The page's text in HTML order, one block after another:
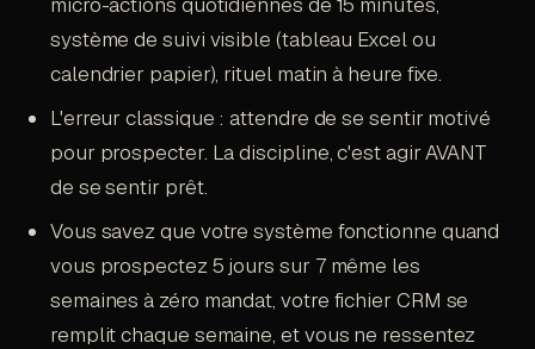
système de suivi visible (tableau Excel ou
calendrier papier), rituel matin à heure fixe.
L'erreur classique : attendre de se sentir motivé
pour prospecter. La discipline, c'est agir AVANT
de se sentir prêt.
Vous savez que votre système fonctionne quand
vous prospectez 5 jours sur 7 même les
semaines à zéro mandat, votre fichier CRM se
remplit chaque semaine, et vous ne ressentez